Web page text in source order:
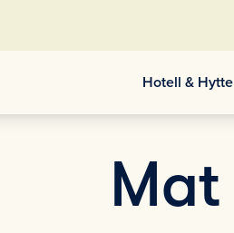
Hotell &
Mat